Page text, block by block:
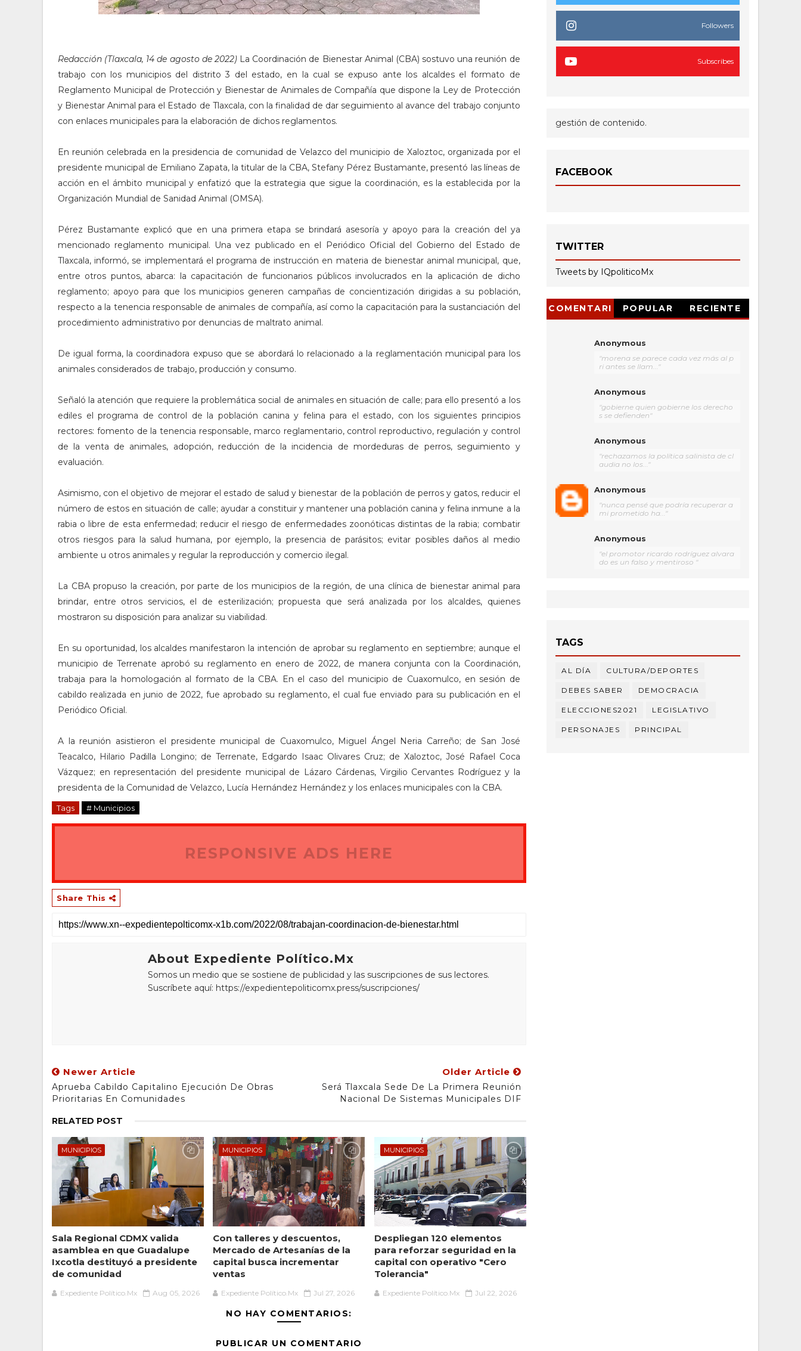
Redacción (Tlaxcala, 14 de agosto de 2022) La Coordinación de Bienestar Animal (CBA) sostuvo una reunión de
trabajo con los municipios del distrito 3 del estado, en la cual se expuso ante los alcaldes el formato de
Reglamento Municipal de Protección y Bienestar de Animales de Compañía que dispone la Ley de Protección
y Bienestar Animal para el Estado de Tlaxcala, con la finalidad de dar seguimiento al avance del trabajo conjunto
con enlaces municipales para la elaboración de dichos reglamentos.
En reunión celebrada en la presidencia de comunidad de Velazco del municipio de Xaloztoc, organizada por el
presidente municipal de Emiliano Zapata, la titular de la CBA, Stefany Pérez Bustamante, presentó las líneas de
acción en el ámbito municipal y enfatizó que la estrategia que sigue la coordinación, es la establecida por la
Organización Mundial de Sanidad Animal (OMSA).
Pérez Bustamante explicó que en una primera etapa se brindará asesoría y apoyo para la creación del ya
mencionado reglamento municipal. Una vez publicado en el Periódico Oficial del Gobierno del Estado de
Tlaxcala, informó, se implementará el programa de instrucción en materia de bienestar animal municipal, que,
entre otros puntos, abarca: la capacitación de funcionarios públicos involucrados en la aplicación de dicho
reglamento; apoyo para que los municipios generen campañas de concientización dirigidas a su población,
respecto a la tenencia responsable de animales de compañía, así como la capacitación para la sustanciación del
procedimiento administrativo por denuncias de maltrato animal.
De igual forma, la coordinadora expuso que se abordará lo relacionado a la reglamentación municipal para los
animales considerados de trabajo, producción y consumo.
Señaló la atención que requiere la problemática social de animales en situación de calle; para ello presentó a los
ediles el programa de control de la población canina y felina para el estado, con los siguientes principios
rectores: fomento de la tenencia responsable, marco reglamentario, control reproductivo, regulación y control
de la venta de animales, adopción, reducción de la incidencia de mordeduras de perros, seguimiento y
evaluación.
Asimismo, con el objetivo de mejorar el estado de salud y bienestar de la población de perros y gatos, reducir el
número de estos en situación de calle; ayudar a constituir y mantener una población canina y felina inmune a la
rabia o libre de esta enfermedad; reducir el riesgo de enfermedades zoonóticas distintas de la rabia; combatir
otros riesgos para la salud humana, por ejemplo, la presencia de parásitos; evitar posibles daños al medio
ambiente u otros animales y regular la reproducción y comercio ilegal.
La CBA propuso la creación, por parte de los municipios de la región, de una clínica de bienestar animal para
brindar, entre otros servicios, el de esterilización; propuesta que será analizada por los alcaldes, quienes
mostraron su disposición para analizar su viabilidad.
En su oportunidad, los alcaldes manifestaron la intención de aprobar su reglamento en septiembre; aunque el
municipio de Terrenate aprobó su reglamento en enero de 2022, de manera conjunta con la Coordinación,
trabaja para la homologación al formato de la CBA. En el caso del municipio de Cuaxomulco, en sesión de
cabildo realizada en junio de 2022, fue aprobado su reglamento, el cual fue enviado para su publicación en el
Periódico Oficial.
A la reunión asistieron el presidente municipal de Cuaxomulco, Miguel Ángel Neria Carreño; de San José
Teacalco, Hilario Padilla Longino; de Terrenate, Edgardo Isaac Olivares Cruz; de Xaloztoc, José Rafael Coca
Vázquez; en representación del presidente municipal de Lázaro Cárdenas, Virgilio Cervantes Rodríguez y la
presidenta de la Comunidad de Velazco, Lucía Hernández Hernández y los enlaces municipales con la CBA.
Tags # Municipios
RESPONSIVE ADS HERE
Share This
About Expediente Político.Mx
Somos un medio que se sostiene de publicidad y las suscripciones de sus lectores.
Suscríbete aquí: https://expedientepoliticomx.press/suscripciones/
Newer Article
Aprueba Cabildo Capitalino Ejecución De Obras
Prioritarias En Comunidades
Older Article
Será Tlaxcala Sede De La Primera Reunión
Nacional De Sistemas Municipales DIF
RELATED POST
MUNICIPIOS
Sala Regional CDMX valida
asamblea en que Guadalupe
Ixcotla destituyó a presidente
de comunidad
Expediente Político.Mx Aug 05, 2026
MUNICIPIOS
Con talleres y descuentos,
Mercado de Artesanías de la
capital busca incrementar
ventas
Expediente Político.Mx Jul 27, 2026
MUNICIPIOS
Despliegan 120 elementos
para reforzar seguridad en la
capital con operativo "Cero
Tolerancia"
Expediente Político.Mx Jul 22, 2026
NO HAY COMENTARIOS:
PUBLICAR UN COMENTARIO
Followers
Subscribes
gestión de contenido.
FACEBOOK
TWITTER
Tweets by IQpoliticoMx
COMENTARI
POPULAR RECIENTE
Anonymous
"morena se parece cada vez más al p
ri antes se llam..."
Anonymous
"gobierne quien gobierne los derecho
s se defienden"
Anonymous
"rechazamos la política salinista de cl
audia no los..."
Anonymous
"nunca pensé que podría recuperar a
mi prometido ha..."
Anonymous
"el promotor ricardo rodríguez alvara
do es un falso y mentiroso "
TAGS
AL DÍA CULTURA/DEPORTES
DEBES SABER DEMOCRACIA
ELECCIONES2021 LEGISLATIVO
PERSONAJES PRINCIPAL